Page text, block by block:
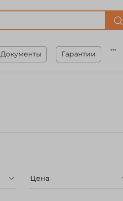
Документы Гарантии
Цена